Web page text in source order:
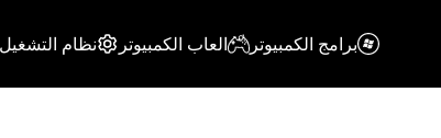
برامج الكمبيوتر العاب الكمبيوتر نظام التشغيل